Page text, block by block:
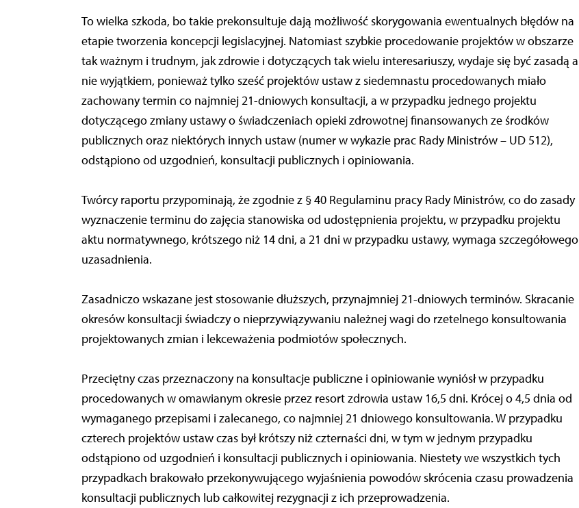
To wielka szkoda, bo takie prekonsultuje dają możliwość skorygowania ewentualnych błędów na
etapie tworzenia koncepcji legislacyjnej. Natomiast szybkie procedowanie projektów w obszarze
tak ważnym i trudnym, jak zdrowie i dotyczących tak wielu interesariuszy, wydaje się być zasadą a
nie wyjątkiem, ponieważ tylko sześć projektów ustaw z siedemnastu procedowanych miało
zachowany termin co najmniej 21-dniowych konsultacji, a w przypadku jednego projektu
dotyczącego zmiany ustawy o świadczeniach opieki zdrowotnej finansowanych ze środków
publicznych oraz niektórych innych ustaw (numer w wykazie prac Rady Ministrów – UD 512),
odstąpiono od uzgodnień, konsultacji publicznych i opiniowania.
Twórcy raportu przypominają, że zgodnie z § 40 Regulaminu pracy Rady Ministrów, co do zasady
wyznaczenie terminu do zajęcia stanowiska od udostępnienia projektu, w przypadku projektu
aktu normatywnego, krótszego niż 14 dni, a 21 dni w przypadku ustawy, wymaga szczegółowego
uzasadnienia.
Zasadniczo wskazane jest stosowanie dłuższych, przynajmniej 21-dniowych terminów. Skracanie
okresów konsultacji świadczy o nieprzywiązywaniu należnej wagi do rzetelnego konsultowania
projektowanych zmian i lekceważenia podmiotów społecznych.
Przeciętny czas przeznaczony na konsultacje publiczne i opiniowanie wyniósł w przypadku
procedowanych w omawianym okresie przez resort zdrowia ustaw 16,5 dni. Krócej o 4,5 dnia od
wymaganego przepisami i zalecanego, co najmniej 21 dniowego konsultowania. W przypadku
czterech projektów ustaw czas był krótszy niż czternaści dni, w tym w jednym przypadku
odstąpiono od uzgodnień i konsultacji publicznych i opiniowania. Niestety we wszystkich tych
przypadkach brakowało przekonywującego wyjaśnienia powodów skrócenia czasu prowadzenia
konsultacji publicznych lub całkowitej rezygnacji z ich przeprowadzenia.